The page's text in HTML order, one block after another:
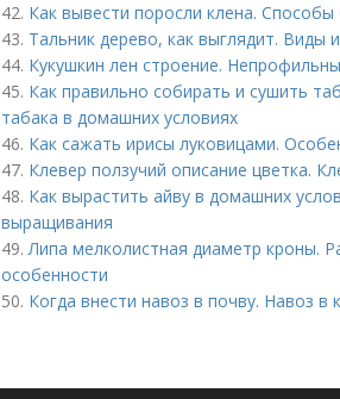
42. Как вывести поросли клена.
43. Тальник дерево, как выглядит. Виды
44. Кукушкин лен строение.
45. Как правильно собирать и сушить
табака в домашних условиях
46. Как сажать ирисы луковицами.
47. Клевер ползучий описание цветка.
48. Как вырастить айву в домашних
выращивания
49.Липа мелколистная диаметр кроны.
особенности
50. Когда внести навоз в почву. Навоз в